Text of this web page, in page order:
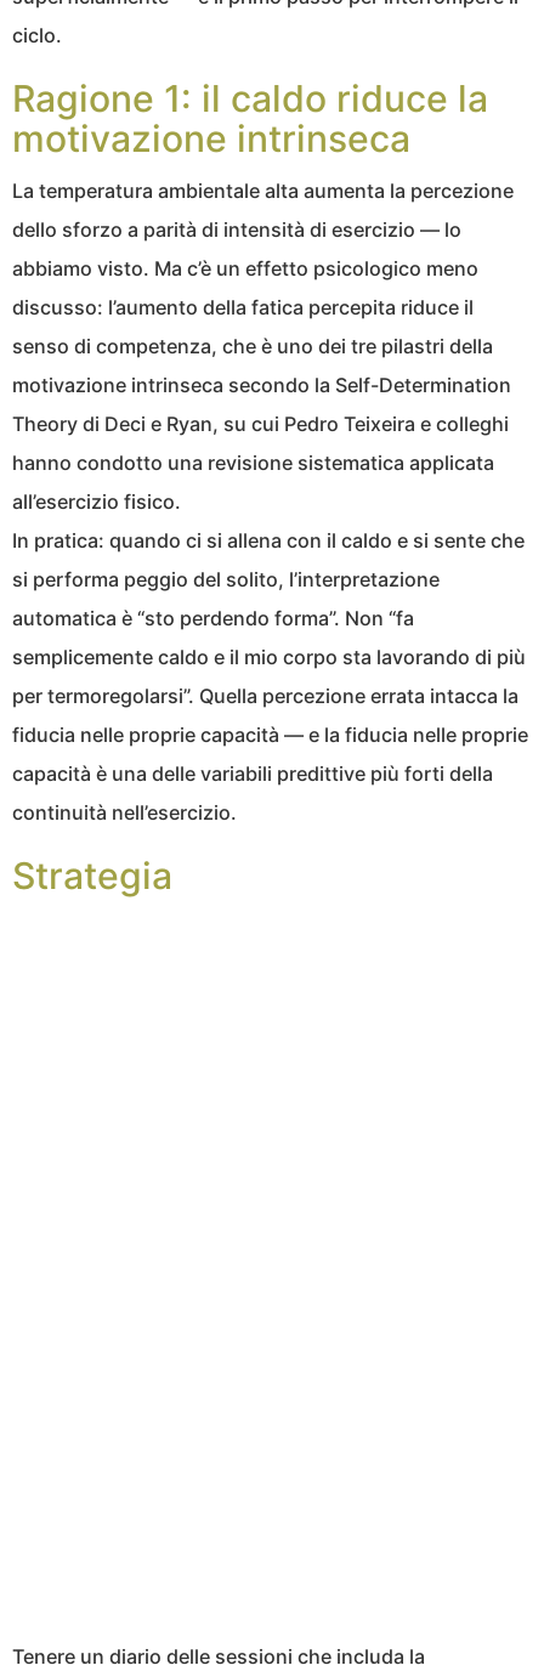
ciclo.
Ragione 1: il caldo riduce la
motivazione intrinseca
La temperatura ambientale alta aumenta la percezione
dello sforzo a parità di intensità di esercizio — lo
abbiamo visto. Ma c’è un effetto psicologico meno
discusso: l’aumento della fatica percepita riduce il
senso di competenza, che è uno dei tre pilastri della
motivazione intrinseca secondo la Self-Determination
Theory di Deci e Ryan, su cui Pedro Teixeira e colleghi
hanno condotto una revisione sistematica applicata
all’esercizio fisico.
In pratica: quando ci si allena con il caldo e si sente che
si performa peggio del solito, l’interpretazione
automatica è “sto perdendo forma”. Non “fa
semplicemente caldo e il mio corpo sta lavorando di più
per termoregolarsi”. Quella percezione errata intacca la
fiducia nelle proprie capacità — e la fiducia nelle proprie
capacità è una delle variabili predittive più forti della
continuità nell’esercizio.
Strategia
Tenere un diario delle sessioni che includa la